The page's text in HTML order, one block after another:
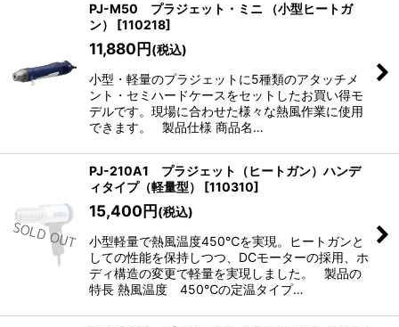
PJ-M50 プラジェット・ミニ （小型ヒートガ
ン）
[110218]
11,880円(税込)
小型・軽量のプラジェットに5種類のアタッチメ
ント・セミハードケースをセットしたお買い得モ
デルです。現場に合わせた様々な熱風作業に使用
できます。 製品仕様 商品名…
PJ-210A1 プラジェット（ヒートガン）ハンデ
ィタイプ（軽量型）
[110310]
15,400円(税込)
小型軽量で熱風温度450℃を実現。ヒートガンと
しての性能を保持しつつ、DCモーターの採用、ホ
ディ構造の変更で軽量を実現しました。 製品の
特長 熱風温度 450℃の定温タイプ…